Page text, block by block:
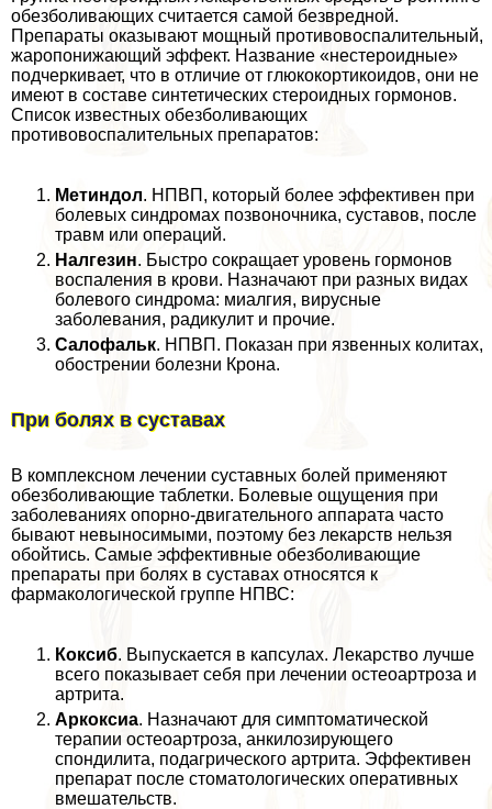
обезболивающих считается самой безвредной.
Препараты оказывают мощный противовоспалительный,
жаропонижающий эффект. Название «нестероидные»
подчеркивает, что в отличие от глюкокортикоидов, они не
имеют в составе синтетических стероидных гормонов.
Список известных обезболивающих
противовоспалительных препаратов:
Метиндол. НПВП, который более эффективен при
болевых синдромах позвоночника, суставов, после
травм или операций.
Налгезин. Быстро сокращает уровень гормонов
воспаления в крови. Назначают при разных видах
болевого синдрома: миалгия, вирусные
заболевания, радикулит и прочие.
Салофальк. НПВП. Показан при язвенных колитах,
обострении болезни Крона.
При болях в суставах
В комплексном лечении суставных болей применяют
обезболивающие таблетки. Болевые ощущения при
заболеваниях опopно-двигательного аппарата часто
бывают невыносимыми, поэтому без лекарств нельзя
обойтись. Самые эффективные обезболивающие
препараты при болях в суставах относятся к
фармакологической группе НПВС:
Коксиб. Выпускается в капсулах. Лекарство лучше
всего показывает себя при лечении остеоартроза и
артрита.
Аркоксиа. Назначают для симптоматической
терапии остеоартроза, анкилозирующего
спондилита, подагрического артрита. Эффективен
препарат после стоматологических оперативных
вмешательств.